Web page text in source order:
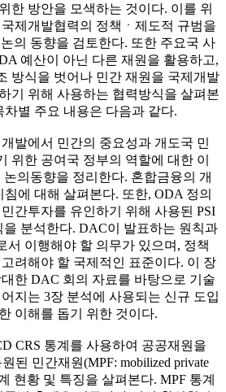
한 방안을 모색하는 것이다. 이를 위
제개발협력의 정책ㆍ제도적 규범을
의 동향을 검토한다. 또한 주요국 사
예산이 아닌 다른 재원을 활용하고,
방식을 벗어나 민간 재원을 국제개발
기 위해 사용하는 협력방식을 살펴본
차별 주요 내용은 다음과 같다.
발에서 민간의 중요성과 개도국 민
위한 공여국 정부의 역할에 대한 이
의동향을 정리한다. 혼합금융의 개
침에 대해 살펴본다. 또한, ODA 정의
간투자를 유인하기 위해 사용된 PSI
을 분석한다. DAC이 발표하는 원칙과
서 이행해야 할 의무가 있으며, 정책
려해야 할 국제적인 표준이다. 이 장
한 DAC 회의 자료를 바탕으로 기술
지는 3장 분석에 사용되는 신규 도입
이해를 돕기 위한 것이다.
CRS 통계를 사용하여 공공재원을
된 민간재원(MPF: mobilized private
현황 및 특징을 살펴본다. MPF 통계